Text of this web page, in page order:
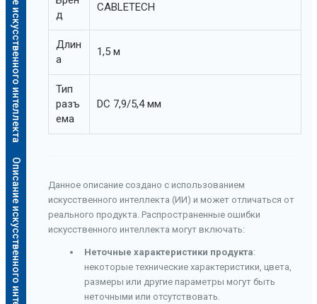
Описание искусственного интеллекта
Описание искусственного интеллекта
д
CABLETECH
Длин
а
1,5 м
Тип
разъ
ема
DC 7,9/5,4 мм
Данное описание создано с использованием
искусственного интеллекта (ИИ) и может отличаться от
реального продукта. Распространенные ошибки
искусственного интеллекта могут включать:
Неточные характеристики продукта:
некоторые технические характеристики, цвета,
размеры или другие параметры могут быть
неточными или отсутствовать.